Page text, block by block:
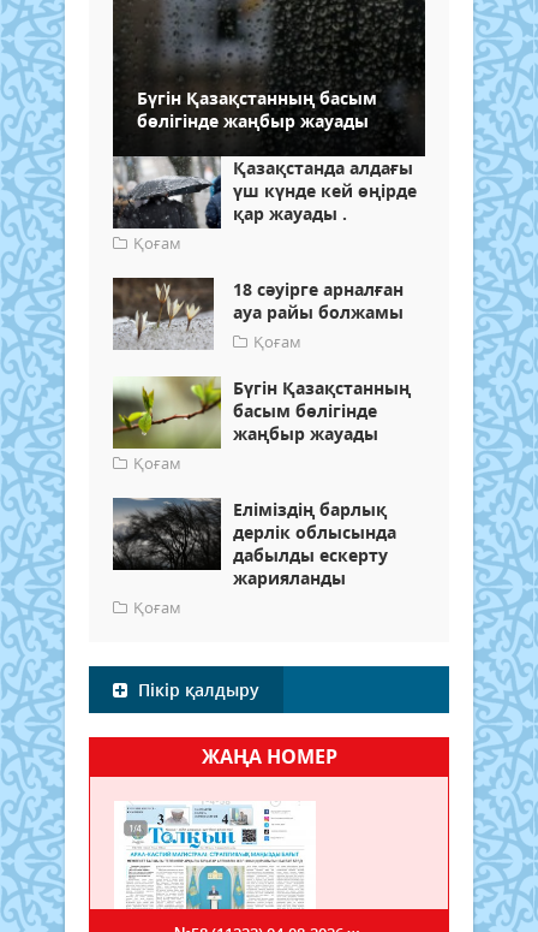
Бүгін Қазақстанның басым
бөлігінде жаңбыр жауады
Қазақстанда алдағы
үш күнде кей өңірде
қар жауады .
Қоғам
18 сәуірге арналған
ауа райы болжамы
Қоғам
Бүгін Қазақстанның
басым бөлігінде
жаңбыр жауады
Қоғам
Еліміздің барлық
дерлік облысында
дабылды ескерту
жарияланды
Қоғам
Пікір қалдыру
ЖАҢА НОМЕР